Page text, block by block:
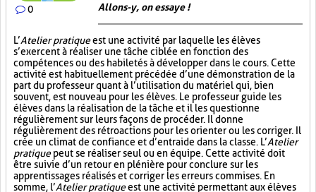
0 Allons-y, on essaye !
L’Atelier pratiqueest une activité par laquelle les élèves
s’exercent à réaliser une tâche ciblée en fonction des
compétences ou des habiletés à développer dans le cours. Cette
activité est habituellement précédée d’une démonstration de la
part du professeur quant à l’utilisation du matériel qui, bien
souvent, est nouveau pour les élèves. Le professeur guide les
élèves dans la réalisation de la tâche et il les questionne
régulièrement sur leurs façons de procéder. Il donne
régulièrement des rétroactions pour les orienter ou les corriger. Il
crée un climat de confiance et d’entraide dans la classe. L’Atelier
pratiquepeut se réaliser seul ou en équipe. Cette activité doit
être suivie d’un retour en plénière pour conclure sur les
apprentissages réalisés et corriger les erreurs commises. En
somme, l’Atelier pratiqueest une activité permettant aux élèves